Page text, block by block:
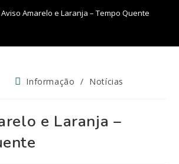
Aviso Amarelo e Laranja – Tempo Quente
Informação / Notícias
e Laranja –